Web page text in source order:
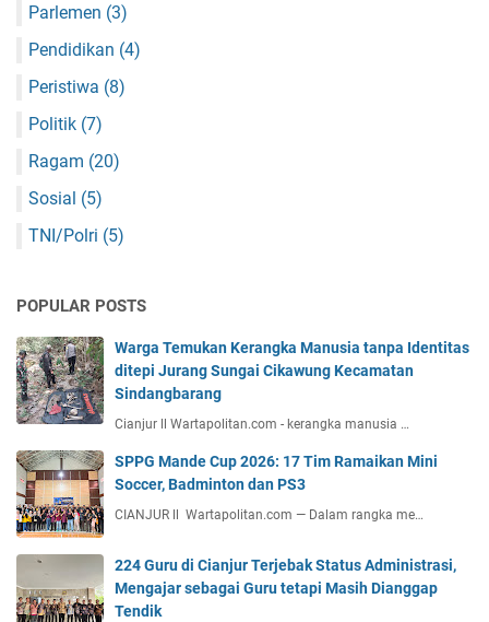
Parlemen (3)
Pendidikan (4)
Peristiwa (8)
Politik (7)
Ragam (20)
Sosial (5)
TNI/Polri (5)
POPULAR POSTS
Warga Temukan Kerangka Manusia tanpa Identitas
ditepi Jurang Sungai Cikawung Kecamatan
Sindangbarang
Cianjur ll Wartapolitan.com - kerangka manusia …
SPPG Mande Cup 2026: 17 Tim Ramaikan Mini
Soccer, Badminton dan PS3
CIANJUR ll Wartapolitan.com — Dalam rangka me…
224 Guru di Cianjur Terjebak Status Administrasi,
Mengajar sebagai Guru tetapi Masih Dianggap
Tendik